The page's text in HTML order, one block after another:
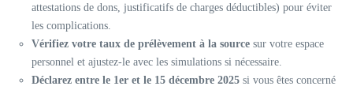
attestations de dons, justificatifs de charges déductibles) pour éviter
les complications.
Vérifiez votre taux de prélèvement à la source sur votre espace
personnel et ajustez-le avec les simulations si nécessaire.
Déclarez entre le 1er et le 15 décembre 2025 si vous êtes concerné